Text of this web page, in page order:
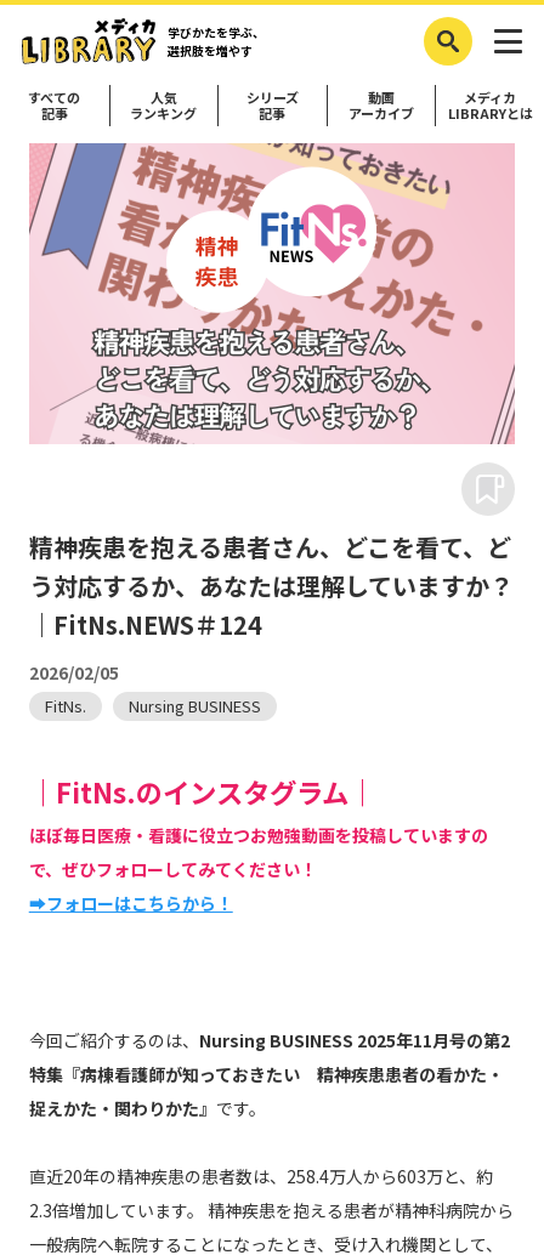
学びかたを学ぶ、
選択肢を増やす
すべての
記事
人気
ランキング
シリーズ
記事
動画
アーカイブ
メディカ
LIBRARYとは
精神疾患を抱える患者さん、どこを看て、ど
う対応するか、あなたは理解していますか？
｜FitNs.NEWS＃124
2026/02/05
FitNs. Nursing BUSINESS
｜FitNs.のインスタグラム｜
ほぼ毎日医療・看護に役立つお勉強動画を投稿していますの
で、ぜひフォローしてみてください！
➡フォローはこちらから！
今回ご紹介するのは、 Nursing BUSINESS 2025年11月号の第2
特集『病棟看護師が知っておきたい 精神疾患患者の看かた・
捉えかた・関わりかた』 です。
直近20年の精神疾患の患者数は、258.4万人から603万と、約
2.3倍増加しています。 精神疾患を抱える患者が精神科病院から
一般病院へ転院することになったとき、受け入れ機関として、